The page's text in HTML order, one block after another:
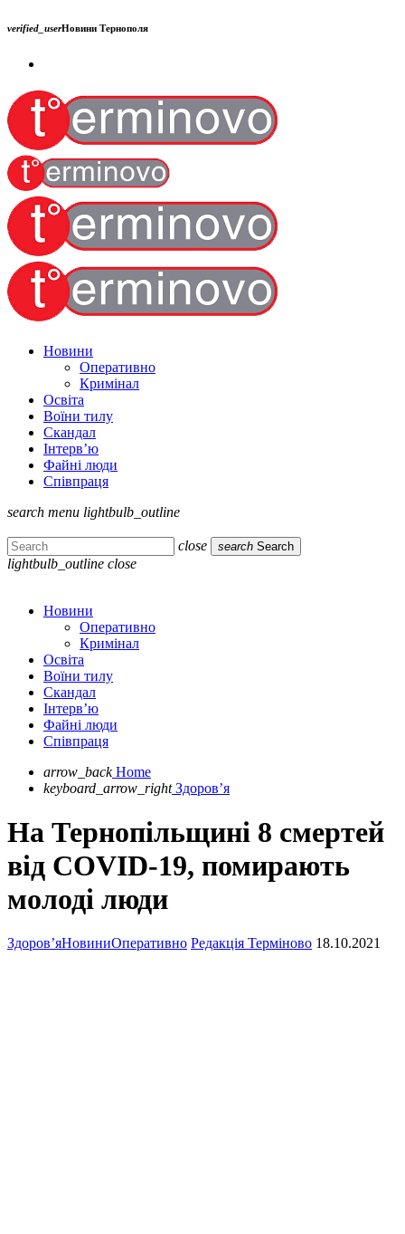
verified_userНовини Тернополя
Новини
Оперативно
Кримінал
Освіта
Воїни тилу
Скандал
Інтерв’ю
Файні люди
Співпраця
search menu lightbulb_outline
close search Search
lightbulb_outline close
Новини
Оперативно
Кримінал
Освіта
Воїни тилу
Скандал
Інтерв’ю
Файні люди
Співпраця
arrow_back Home
keyboard_arrow_right Здоров’я
На Тернопільщині 8 смертей
від COVID-19, помирають
молоді люди
Здоров’яНовиниОперативно Редакція Терміново 18.10.2021